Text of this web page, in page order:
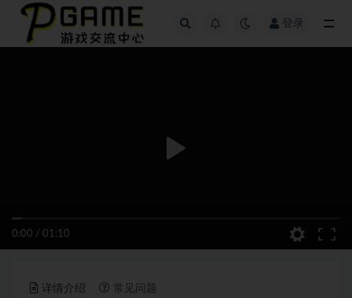
登录
0:00 / 01:10
详情介绍 常见问题
全部